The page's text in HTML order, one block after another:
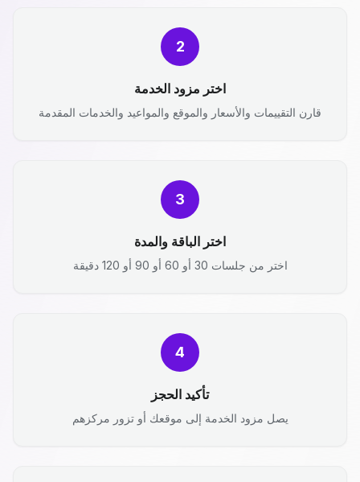
2
اختر مزود الخدمة
قارن التقييمات والأسعار والموقع والمواعيد والخدمات المقدمة
3
اختر الباقة والمدة
اختر من جلسات 30 أو 60 أو 90 أو 120 دقيقة
4
تأكيد الحجز
يصل مزود الخدمة إلى موقعك أو تزور مركزهم